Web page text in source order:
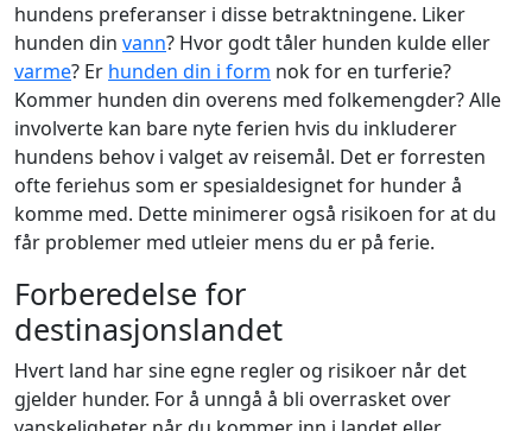
hundens preferanser i disse betraktningene. Liker
hunden din vann? Hvor godt tåler hunden kulde eller
varme? Er hunden din i form nok for en turferie?
Kommer hunden din overens med folkemengder? Alle
involverte kan bare nyte ferien hvis du inkluderer
hundens behov i valget av reisemål. Det er forresten
ofte feriehus som er spesialdesignet for hunder å
komme med. Dette minimerer også risikoen for at du
får problemer med utleier mens du er på ferie.
Forberedelse for
destinasjonslandet
Hvert land har sine egne regler og risikoer når det
gjelder hunder. For å unngå å bli overrasket over